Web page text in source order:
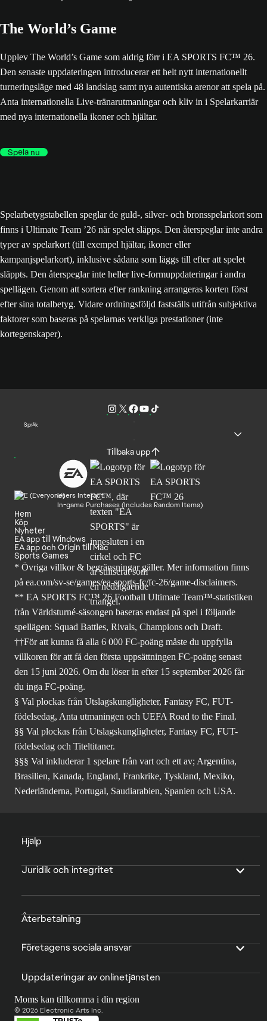
The World’s Game
Upplev The World’s Game som aldrig förr i EA SPORTS FC™ 26.
Den senaste uppdateringen introducerar ett helt nytt internationellt
turneringsläge med 48 landslag samt nya autentiska arenor att spela på.
Anta internationella Live-tränarutmaningar och kliv in i Spelarkarriär
med nya internationella ikoner och hjältar.
Spela nu
Spelarbetygstabellen speglar de guld-, silver- och bronsspelarkort som
finns i Ultimate Team ’26 när spelet släpps. Den återspeglar inte andra
typer av spelarkort (till exempel hjältar, ikoner eller
kampanjspelarkort), inklusive sådana som läggs till efter att spelet
släppts. Den återspeglar inte heller live-formuppdateringar i andra
spellägen. Genom att sortera efter rankning arrangeras korten först
efter sina totalbetyg. Vidare ordningsföljd fastställs utifrån subjektiva
faktorer som baseras på spelarnas verkliga prestationer (inte
kortegenskaper).
Språk
Tillbaka upp
Users Interact
In-game Purchases (Includes Random Items)
Hem
Köp
Nyheter
EA app till Windows
EA app och Origin till Mac
Sports Games
* Övriga villkor & begränsningar gäller. Merinformation finns
på ea.com/sv-se/games/ea-sports-fc/fc-26/game-disclaimers.
** EA SPORTS FC™ 26 Football Ultimate Team™-statistiken
från Världsturné-säsongen baseras endast på spel i följande
spellägen: Squad Battles, Rivals, Champions och Draft.
††För att kunna få alla 6 000 FC-poäng måste du uppfylla
villkoren för att få den första uppsättningen FC-poäng senast
den 15 juni 2026. Om du löser in efter 15 september 2026 får
du inga FC-poäng.
§ Val plockas från Utslagskungligheter, Fantasy FC, FUT-
födelsedag, Anta utmaningen och UEFA Road to the Final.
§§ Val plockas från Utslagskungligheter, Fantasy FC, FUT-
födelsedag och Titeltitaner.
§§§ Val inkluderar 1 spelare från vart och ett av; Argentina,
Brasilien, Kanada, England, Frankrike, Tyskland, Mexiko,
Nederländerna, Portugal, Saudiarabien, Spanien och USA.
Hjälp
Juridik och integritet
Återbetalning
Företagens sociala ansvar
Uppdateringar av onlinetjänsten
Moms kan tillkomma i din region
© 2026 Electronic Arts Inc.